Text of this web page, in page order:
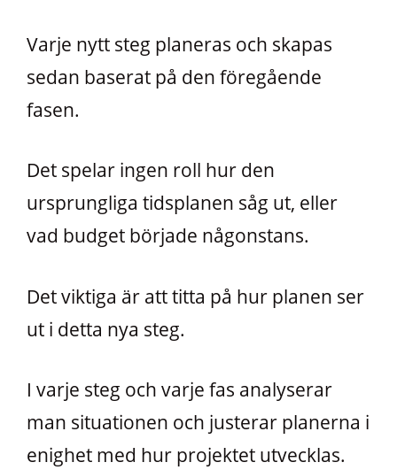
Varje nytt steg planeras och skapas
sedan baserat på den föregående
fasen.
Det spelar ingen roll hur den
ursprungliga tidsplanen såg ut, eller
vad budget började någonstans.
Det viktiga är att titta på hur planen ser
ut i detta nya steg.
I varje steg och varje fas analyserar
man situationen och justerar planerna i
enighet med hur projektet utvecklas.